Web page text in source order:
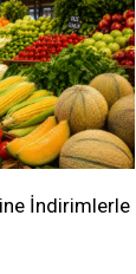
İndirimlerle